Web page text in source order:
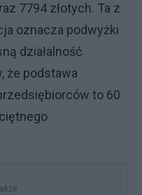
7794 złotych. Ta z
oznacza podwyżki
działalność
że podstawa
to 60